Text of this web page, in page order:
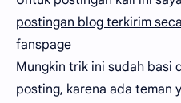
postingan blog terkirim
fanspage
Mungkin trik ini sudah basi
posting, karena ada teman